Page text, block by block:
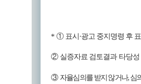
* ① 표시 ·광고 중지명령 후
② 실증자료 검토결과 타당
③ 자율심의를 받지 않거나,심